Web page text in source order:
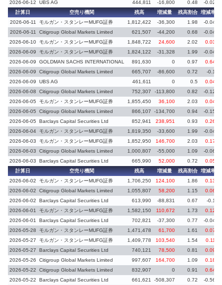
2026-06-12
UBS AG 444,811 -16,800 0.48 -0.02
計算日 空売り機関 残高 増減量 残高割合 増減率
2026-06-11
モルガン・スタンレーMUFG証券 1,812,422 -36,300 1.98
-0.04
2026-06-11
Citigroup Global Markets Limited 621,507 -44,200 0.68
-0.04
2026-06-10 モルガン・スタンレーMUFG証券 1,848,722 24,600 2.02
0.03
2026-06-09
モルガン・スタンレーMUFG証券 1,824,122 -31,328 1.99
-0.04
2026-06-09
GOLDMAN SACHS INTERNATIONAL 891,630 0 0.97 0.64
2026-06-09 Citigroup Global Markets Limited 665,707 -86,600 0.72
-0.1
2026-06-09
UBS AG 461,611 0 0.5 0.04
2026-06-08 Citigroup Global Markets Limited 752,307 -113,800 0.82
-0.12
2026-06-05
モルガン・スタンレーMUFG証券 1,855,450 36,100 2.03
0.04
2026-06-05
Citigroup Global Markets Limited 866,107 -134,700 0.94
-0.15
2026-06-05
Barclays Capital Securities Ltd 852,941 238,951 0.93
0.26
2026-06-04 モルガン・スタンレーMUFG証券 1,819,350 -33,600 1.99
-0.04
2026-06-03
モルガン・スタンレーMUFG証券 1,852,950 146,700 2.03
0.17
2026-06-03
Citigroup Global Markets Limited 1,000,807 -55,000 1.09
-0.06
2026-06-03
Barclays Capital Securities Ltd 665,990 52,000 0.72
0.05
計算日
空売り機関 残高 増減量 残高割合 増減率
2026-06-02
モルガン・スタンレーMUFG証券 1,706,250 124,100 1.86
0.13
2026-06-02
Citigroup Global Markets Limited 1,055,807 58,200 1.15
0.06
2026-06-02
Barclays Capital Securities Ltd 613,990 -88,831 0.67
-0.1
2026-06-01
モルガン・スタンレーMUFG証券 1,582,150 110,672 1.73
0.12
2026-06-01
Barclays Capital Securities Ltd 702,821 -37,300 0.77
-0.04
2026-05-28
モルガン・スタンレーMUFG証券 1,471,478 61,700 1.61
0.07
2026-05-27
モルガン・スタンレーMUFG証券 1,409,778 103,540 1.54
0.11
2026-05-27
Barclays Capital Securities Ltd 740,121 78,500 0.81
0.09
2026-05-26
Citigroup Global Markets Limited 997,607 164,700 1.09
0.18
2026-05-22
Citigroup Global Markets Limited 832,907 0 0.91 0.64
2026-05-22 Barclays Capital Securities Ltd 661,621 -508,307 0.72
-0.56